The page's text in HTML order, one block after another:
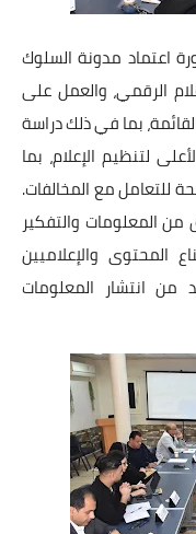
اعتماد مدونة السلوك
الرقمي، والعمل على
بما في ذلك دراسة
لتنظيم الإعلام، بما
للتعامل مع المخالفات.
المعلومات والتفكير
المحتوى والإعلاميين
من انتشار المعلومات